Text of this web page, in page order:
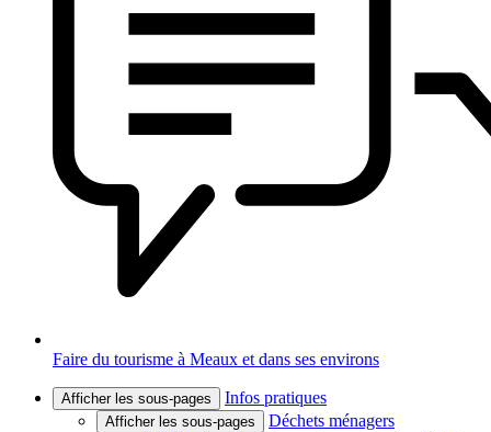
Faire du tourisme à Meaux et dans ses environs
Afficher les sous-pages Infos pratiques
Afficher les sous-pages
Déchets ménagers